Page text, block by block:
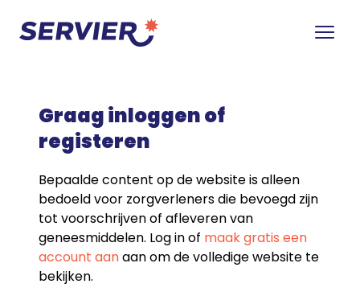
Graag inloggen of
registeren
Bepaalde content op de website is alleen
bedoeld voor zorgverleners die bevoegd zijn
tot voorschrijven of afleveren van
geneesmiddelen. Log in of maak gratis een
account aanaan om de volledige website te
bekijken.